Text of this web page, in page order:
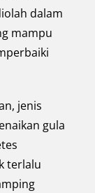
dalam
mampu
jenis
gula
terlalu